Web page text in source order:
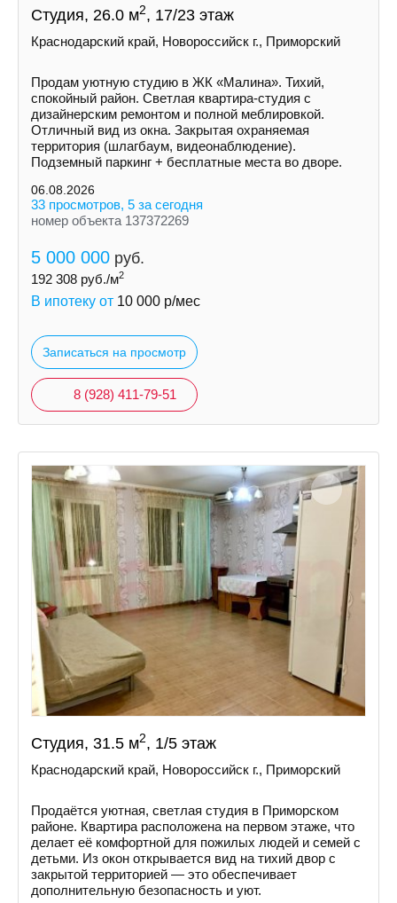
Студия, 26.0 м2, 17/23 этаж
Краснодарский край, Новороссийск г., Приморский
Продам уютную студию в ЖК «Малина». Тихий,
спокойный район. Светлая квартира-студия с
дизайнерским ремонтом и полной меблировкой.
Отличный вид из окна. Закрытая охраняемая
территория (шлагбаум, видеонаблюдение).
Подземный паркинг + бесплатные места во дворе.
06.08.2026
33 просмотров, 5 за сегодня
номер объекта 137372269
5 000 000 руб.
192 308 руб./м2
В ипотеку от 10 000 р/мес
Записаться на просмотр
8 (928) 411-79-51
Студия, 31.5 м2, 1/5 этаж
Краснодарский край, Новороссийск г., Приморский
Продаётся уютная, светлая студия в Приморском
районе. Квартира расположена на первом этаже, что
делает её комфортной для пожилых людей и семей с
детьми. Из окон открывается вид на тихий двор с
закрытой территорией — это обеспечивает
дополнительную безопасность и уют.